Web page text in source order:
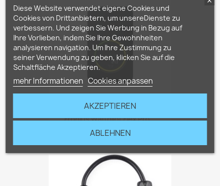
Fronius Wattpilot Flex Pro...
1.198,00 €
Diese Website verwendet eigene Cookies und
Cookies von Drittanbietern, um unsereDienste zu
verbessern. Und zeigen Sie Werbung in Bezug auf
Ihre Vorlieben, indem Sie Ihre Gewohnheiten
analysieren navigation. Um Ihre Zustimmung zu
seiner Verwendung zu geben, klicken Sie auf die
Schaltfläche Akzeptieren.
mehr Informationen Cookies anpassen
ABLEHNEN
AKZEPTIEREN